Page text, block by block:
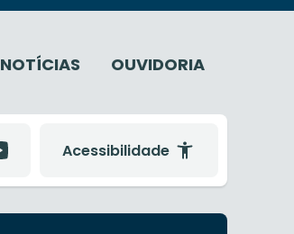
NOTÍCIAS OUVIDORIA
Acessibilidade